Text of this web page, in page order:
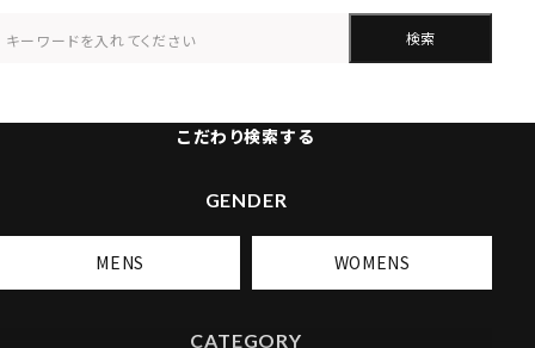
検索
こだわり検索する
GENDER
MENS WOMENS
CATEGORY